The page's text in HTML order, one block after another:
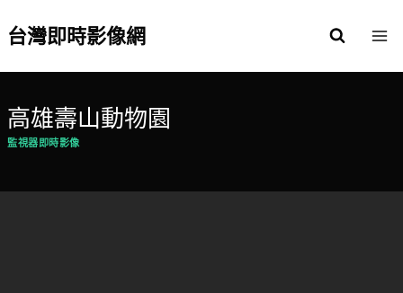
to台灣即時影像網
高雄壽山動物園
監視器即時影像